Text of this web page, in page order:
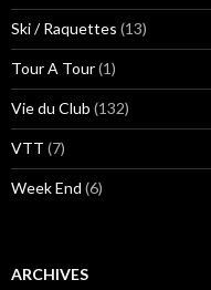
Ski / Raquettes (13)
Tour A Tour(1)
Vie du Club (132)
VTT (7)
Week End (6)
ARCHIVES